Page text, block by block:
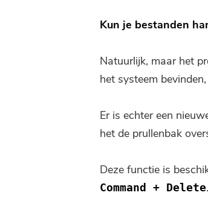
Kun je bestanden
Natuurlijk, maar het
het systeem
Er is echter een
het de prullenbak
Deze functie is
Command + Delete.